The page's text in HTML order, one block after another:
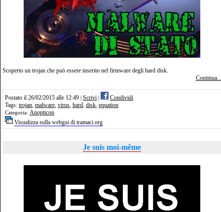
Scoperto un trojan che può essere inserito nel firmware degli hard disk.
Continua...
Postato il 26/02/2015 alle 12:49 Scrivi
Condividi
Tags: trojan, malware, virus, hard, disk, equation
Categoria: Anopticon
Visualizza sulla webgui di tramaci.org
Je suis moi-même